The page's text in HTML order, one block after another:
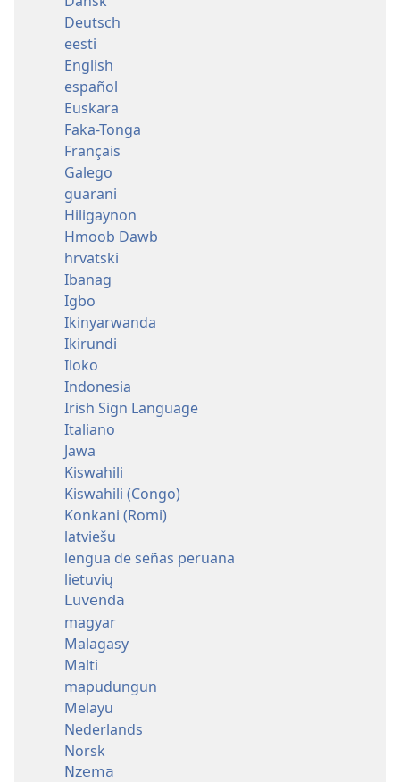
Deutsch
eesti
English
español
Euskara
Faka-Tonga
Français
Galego
guarani
Hiligaynon
Hmoob Dawb
hrvatski
Ibanag
Igbo
Ikinyarwanda
Ikirundi
Iloko
Indonesia
Irish Sign Language
Italiano
Jawa
Kiswahili
Kiswahili (Congo)
Konkani (Romi)
latviešu
lengua de señas peruana
lietuvių
Luvenda
magyar
Malagasy
Malti
mapudungun
Melayu
Nederlands
Norsk
Nzema